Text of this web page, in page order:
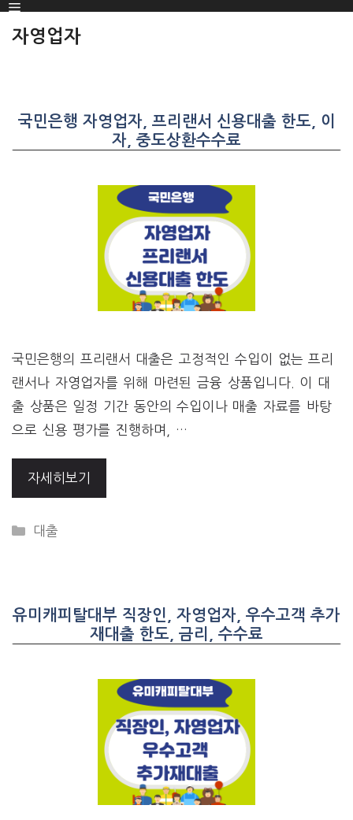
SKIP
TO
Menu
자영업자
국민은행 자영업자, 프리랜서 신용대출 한도, 이
자, 중도상환수수료
국민은행의 프리랜서 대출은 고정적인 수입이 없는 프리
랜서나 자영업자를 위해 마련된 금융 상품입니다. 이 대
출 상품은 일정 기간 동안의 수입이나 매출 자료를 바탕
으로 신용 평가를 진행하며, …
자세히보기
CATEGORIES
대출
유미캐피탈대부 직장인, 자영업자, 우수고객 추가
재대출 한도, 금리, 수수료